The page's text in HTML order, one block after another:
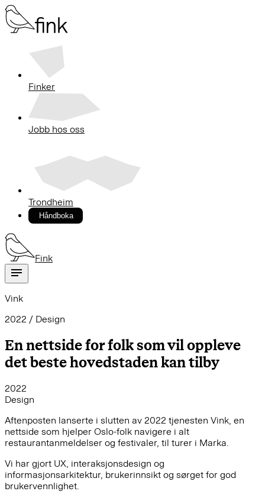
Finker
Jobb hos oss
Trondheim
Håndboka
Fink
Vink
2022 / Design
En nettside for folk som vil oppleve
det beste hovedstaden kan tilby
2022
Design
Aftenposten lanserte i slutten av 2022 tjenesten Vink, en
nettside som hjelper Oslo-folk navigere i alt
restaurantanmeldelser og festivaler, til turer i Marka.
Vi har gjort UX, interaksjonsdesign og
informasjonsarkitektur, brukerinnsikt og sørget for god
brukervennlighet.